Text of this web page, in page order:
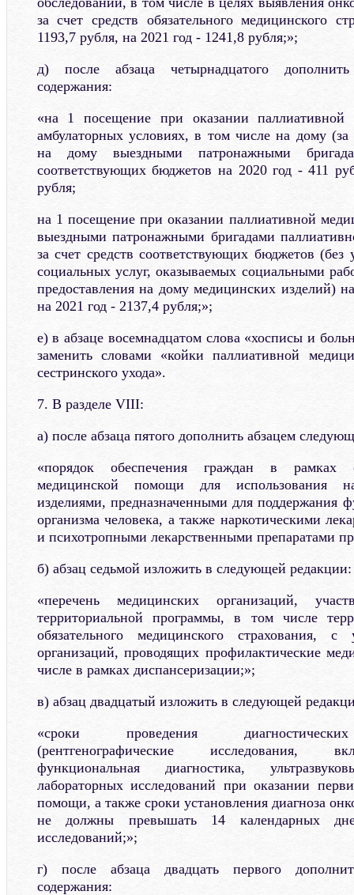
за счет средств обязательного медицинского
1193,7 рубля, на 2021 год - 1241,8 рубля;»;
д) после абзаца четырнадцатого
содержания:
«на 1 посещение при оказании
амбулаторных условиях, в том числе на дому
на дому выездными патронажными
соответствующих бюджетов на 2020 год - 411
рубля;
на 1 посещение при оказании паллиативной
выездными патронажными бригадами
за счет средств соответствующих бюджетов (без
социальных услуг, оказываемых социальными
предоставления на дому медицинских изделий)
на 2021 год - 2137,4 рубля;»;
е) в абзаце восемнадцатом слова «хосписы и
заменить словами «койки паллиативной
сестринского ухода».
7. В разделе VIII:
а) после абзаца пятого дополнить абзацем
«порядок обеспечения граждан в рамках
медицинской помощи для использования
изделиями, предназначенными для поддержания
организма человека, а также наркотическими
и психотропными лекарственными препаратами
б) абзац седьмой изложить в следующей редакции:
«перечень медицинских организаций,
территориальной программы, в том числе
обязательного медицинского страхования, с
организаций, проводящих профилактические
числе в рамках диспансеризации;»;
в) абзац двадцатый изложить в следующей
«сроки проведения
(рентгенографические исследования,
функциональная диагностика,
лабораторных исследований при оказании
помощи, а также сроки установления диагноза
не должны превышать 14 календарных
исследований;»;
г) после абзаца двадцать первого
содержания: